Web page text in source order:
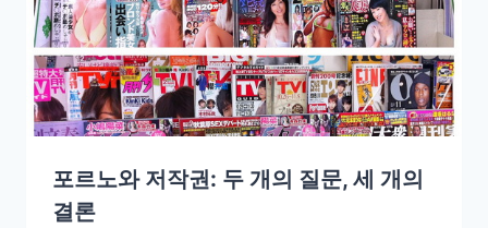
포르노와 저작권: 두 개의 질문, 세 개의
결론